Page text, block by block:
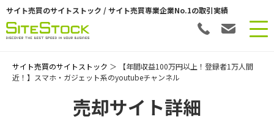
サイト売買のサイトストック / サイト売買専業企業No.1の取引実績
サイト売買のサイトストック ＞ 【年間収益100万円以上！登録者1万人間
近！】スマホ・ガジェット系のyoutubeチャンネル
売却サイト詳細